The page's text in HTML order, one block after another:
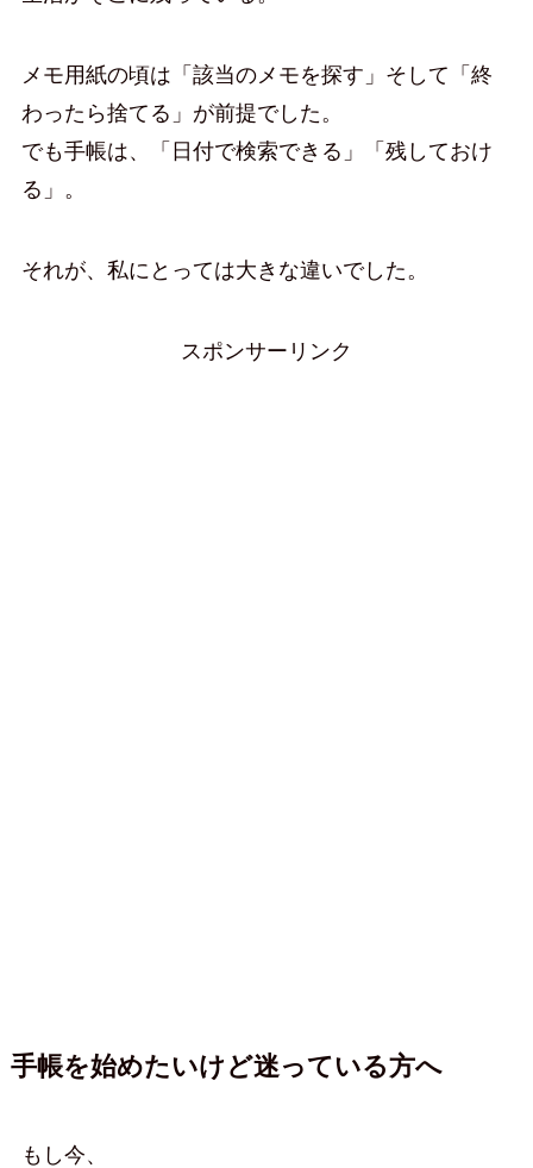
メモ用紙の頃は「該当のメモを探す」そして「終
わったら捨てる」が前提でした。
でも手帳は、「日付で検索できる」「残しておけ
る」。
それが、私にとっては大きな違いでした。
スポンサーリンク
手帳を始めたいけど迷っている方へ
もし今、